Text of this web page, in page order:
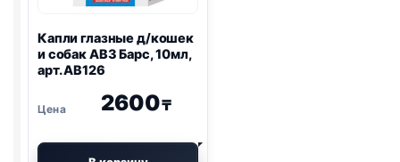
Капли глазные д/кошек
и собак АВЗ Барс, 10мл,
арт. АВ126
2600₸